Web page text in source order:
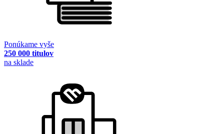
Ponúkame vyše
250 000 titulov
na sklade